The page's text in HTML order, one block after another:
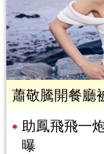
蕭敬騰開餐廳
助鳳飛飛一
曝